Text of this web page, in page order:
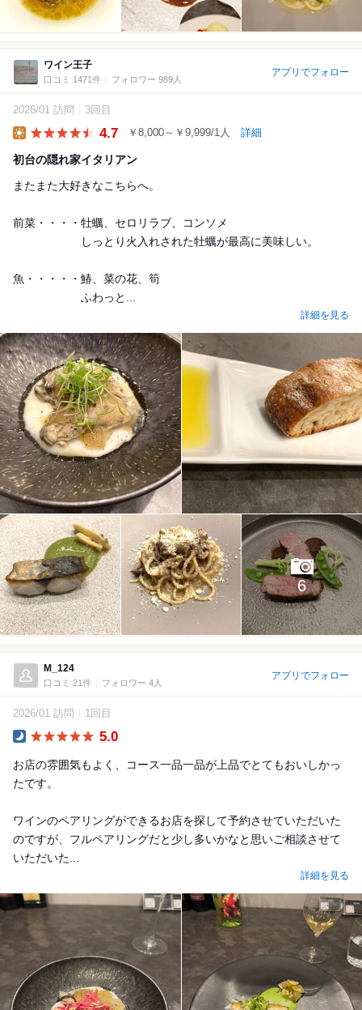
ワイン王子
口コミ 1471件 フォロワー 989人
アプリでフォロー
2026/01 訪問 3回目
4.7 ￥8,000～￥9,999/1人 詳細
初台の隠れ家イタリアン
またまた大好きなこちらへ。
前菜・・・・牡蠣、セロリラブ、コンソメ
しっとり火入れされた牡蠣が最高に美味しい。
魚・・・・・鰆、菜の花、筍
ふわっと...
詳細を見る
6
M_124
口コミ 21件 フォロワー 4人
アプリでフォロー
2026/01 訪問 1回目
5.0
お店の雰囲気もよく、コース一品一品が上品でとてもおいしかっ
たです。
ワインのペアリングができるお店を探して予約させていただいた
のですが、フルペアリングだと少し多いかなと思いご相談させて
いただいた...
詳細を見る